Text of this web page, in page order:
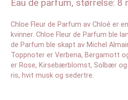
Eau de parfum, størrelse: 8
Chloe Fleur de Parfum av Chloé er
kvinner. Chloe Fleur de Parfum ble
de Parfum ble skapt av Michel
Toppnoter er Verbena, Bergamott
er Rose, Kirsebærblomst, Solbær og
ris, hvit musk og sedertre.